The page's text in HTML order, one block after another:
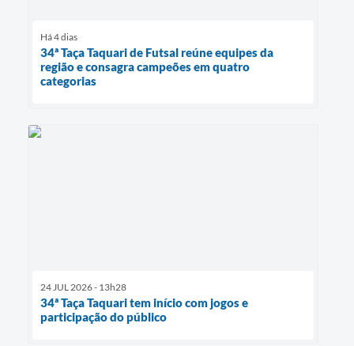
Há 4 dias
34ª Taça Taquari de Futsal reúne equipes da
região e consagra campeões em quatro
categorias
24 JUL 2026 - 13h28
34ª Taça Taquari tem início com jogos e
participação do público